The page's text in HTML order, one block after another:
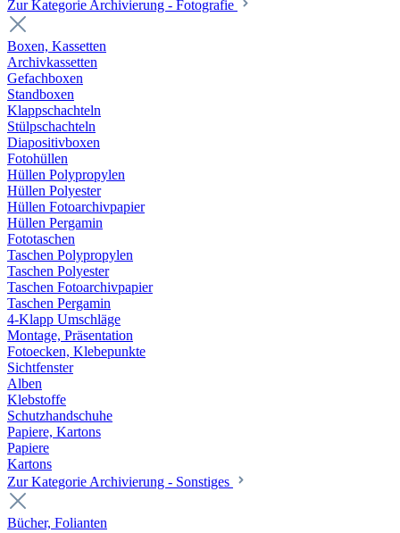
Zur Kategorie Archivierung - Fotografie
Boxen, Kassetten
Archivkassetten
Gefachboxen
Standboxen
Klappschachteln
Stülpschachteln
Diapositivboxen
Fotohüllen
Hüllen Polypropylen
Hüllen Polyester
Hüllen Fotoarchivpapier
Hüllen Pergamin
Fototaschen
Taschen Polypropylen
Taschen Polyester
Taschen Fotoarchivpapier
Taschen Pergamin
4-Klapp Umschläge
Montage, Präsentation
Fotoecken, Klebepunkte
Sichtfenster
Alben
Klebstoffe
Schutzhandschuhe
Papiere, Kartons
Papiere
Kartons
Zur Kategorie Archivierung - Sonstiges
Bücher, Folianten